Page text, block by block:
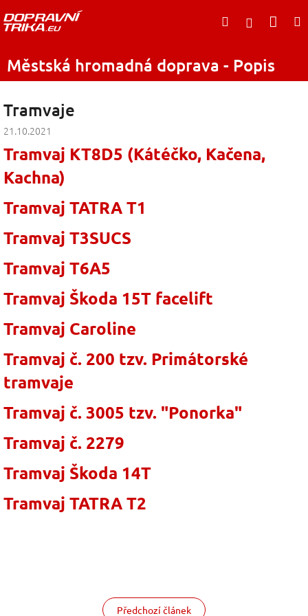
na
obsah
HledatPřihlášení
Městská hromadná doprava - Popis
Tramvaje
21.10.2021
Tramvaj KT8D5 (Kátéčko, Kačena,
Kachna)
Tramvaj TATRA T1
Tramvaj T3SUCS
Tramvaj T6A5
Tramvaj Škoda 15T facelift
Tramvaj Caroline
Tramvaj č. 200 tzv. Primátorské
tramvaje
Tramvaj č. 3005 tzv. "Ponorka"
Tramvaj č. 2279
Tramvaj Škoda 14T
Tramvaj TATRA T2
Předchozí článek